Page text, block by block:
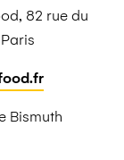
82 rue du
Bismuth